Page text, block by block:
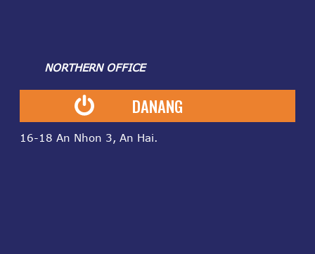
NORTHERN OFFICE
DANANG
16-18 An Nhon 3, An Hai.